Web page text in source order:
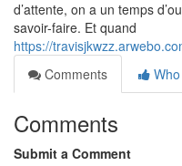
d’attente, on a un temps
savoir-faire. Et quand
https://
Comments
Comments
Submit a Comment